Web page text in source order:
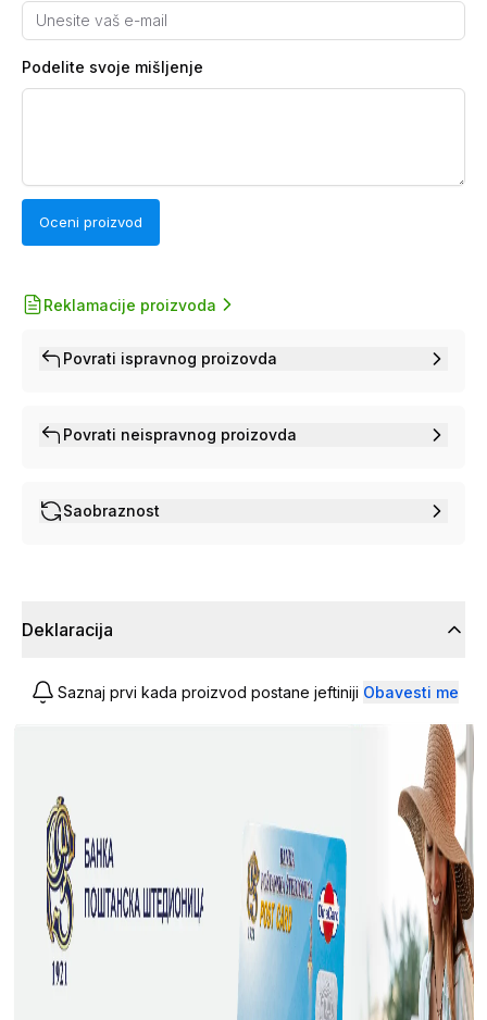
Podelite svoje mišljenje
Oceni proizvod
Reklamacije proizvoda
Povrati ispravnog proizovda
Povrati neispravnog proizovda
Saobraznost
Deklaracija
Saznaj prvi kada proizvod postane jeftiniji Obavesti me